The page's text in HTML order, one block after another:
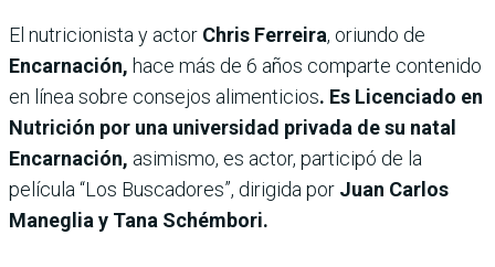
El nutricionista y actor Chris Ferreira, oriundo de
Encarnación, hace más de 6 años comparte contenido
en línea sobre consejos alimenticios. Es Licenciado en
Nutrición por una universidad privada de su natal
Encarnación, asimismo, es actor, participó de la
película “Los Buscadores”, dirigida por Juan Carlos
Maneglia y Tana Schémbori.